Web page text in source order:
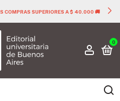
COMPRAS SUPERIORES A $ 40.000 🚚
0